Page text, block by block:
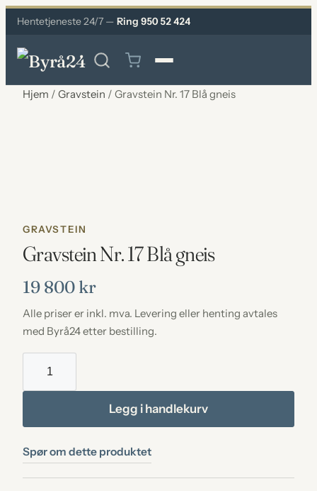
Hentetjeneste 24/7 — Ring 950 52 424
Hjem / Gravstein / Gravstein Nr. 17 Blå gneis
GRAVSTEIN
Gravstein Nr. 17 Blå gneis
19 800 kr
Alle priser er inkl. mva. Levering eller henting avtales
med Byrå24 etter bestilling.
Gravstein
Blå
gneis
Legg i handlekurv
Spør om dette produktet